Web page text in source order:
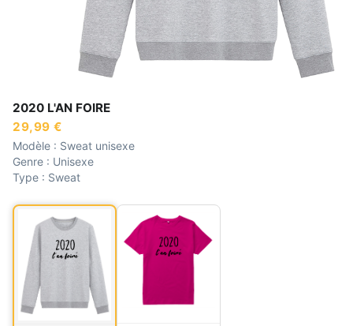
2020 L'AN FOIRE
29,99 €
Modèle : Sweat unisexe
Genre : Unisexe
Type : Sweat